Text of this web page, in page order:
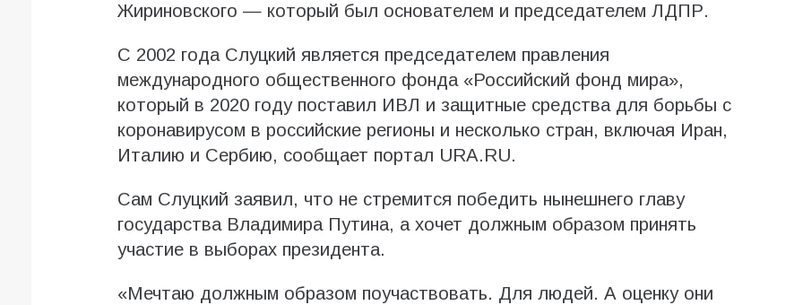
Жириновского — который был основателем и председателем ЛДПР.
С 2002 года Слуцкий является председателем правления
международного общественного фонда «Российский фонд мира»,
который в 2020 году поставил ИВЛ и защитные средства для борьбы с
коронавирусом в российские регионы и несколько стран, включая Иран,
Италию и Сербию, сообщает портал URA.RU.
Сам Слуцкий заявил, что не стремится победить нынешнего главу
государства Владимира Путина, а хочет должным образом принять
участие в выборах президента.
«Мечтаю должным образом поучаствовать. Для людей. А оценку они